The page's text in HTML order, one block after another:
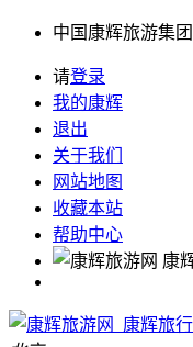
中国康辉旅游集
请登录
我的康辉
退出
关于我们
网站地图
收藏本站
帮助中心
康